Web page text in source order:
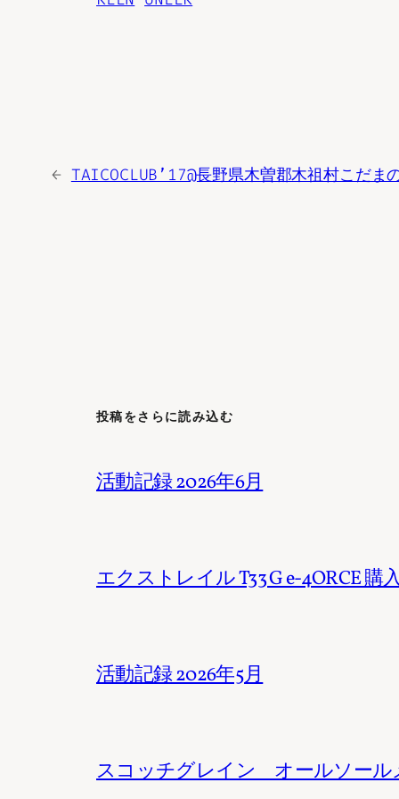
← TAICOCLUB’17@長野県木曽郡木祖村こだま
投稿をさらに読み込む
活動記録 2026年6月
エクストレイル T33 G e-4ORCE 購
活動記録 2026年5月
スコッチグレイン オールソール